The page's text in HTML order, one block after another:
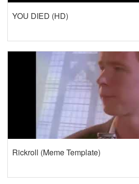
YOU DIED (HD)
Rickroll (Meme Template)